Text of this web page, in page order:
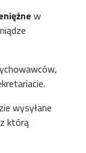
w
wysyłane
którą